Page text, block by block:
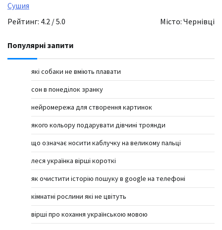
Сушия
Рейтинг: 4.2 / 5.0
Місто: Чернівці
Популярні запити
які собаки не вміють плавати
сон в понеділок зранку
нейромережа для створення картинок
якого кольору подарувати дівчині троянди
що означає носити каблучку на великому пальці
леся українка вірші короткі
як очистити історію пошуку в google на телефоні
кімнатні рослини які не цвітуть
вірші про кохання українською мовою